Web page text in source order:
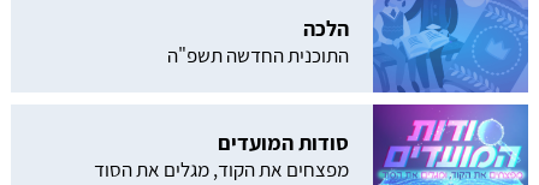
הלכה
התוכנית החדשה תשפ"ה
סודות המועדים
מפצחים את הקוד, מגלים את הסוד